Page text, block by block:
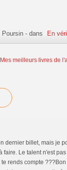
Poursin -dans En
Mes meilleurs livres de
dernier billet, mais je
faire. Le talent n'est
rends compte